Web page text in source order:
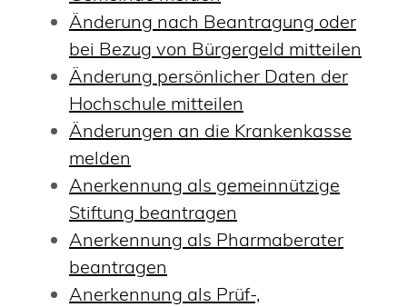
Änderung nach Beantragung oder
bei Bezug von Bürgergeld mitteilen
Änderung persönlicher Daten der
Hochschule mitteilen
Änderungen an die Krankenkasse
melden
Anerkennung als gemeinnützige
Stiftung beantragen
Anerkennung als Pharmaberater
beantragen
Anerkennung als Prüf-,